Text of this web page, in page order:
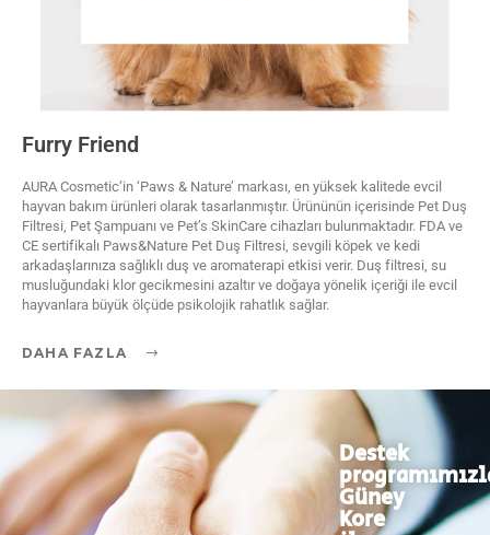
Furry Friend
AURA Cosmetic’in ‘Paws & Nature’ markası, en yüksek kalitede evcil
hayvan bakım ürünleri olarak tasarlanmıştır. Ürününün içerisinde Pet Duş
Filtresi, Pet Şampuanı ve Pet’s SkinCare cihazları bulunmaktadır. FDA ve
CE sertifikalı Paws&Nature Pet Duş Filtresi, sevgili köpek ve kedi
arkadaşlarınıza sağlıklı duş ve aromaterapi etkisi verir. Duş filtresi, su
musluğundaki klor gecikmesini azaltır ve doğaya yönelik içeriği ile evcil
hayvanlara büyük ölçüde psikolojik rahatlık sağlar.
DAHA FAZLA
Destek
Güney
Kore